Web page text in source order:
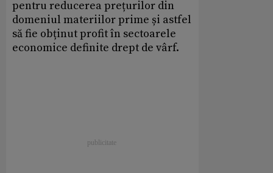
pentru reducerea prețurilor din
domeniul materiilor prime și astfel
să fie obținut profit în sectoarele
economice definite drept de vârf.